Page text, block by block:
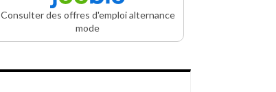
Consulter des offres d'emploi alternance
mode